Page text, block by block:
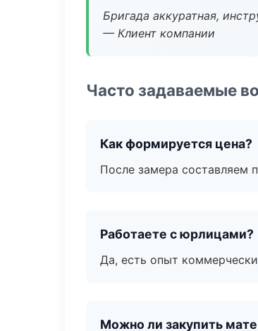
Бригада аккуратная,
— Клиент компании
Часто задаваемые
Как формируется цена?
После замера составляем
Работаете с юрлицами?
Да, есть опыт
Можно ли закупить